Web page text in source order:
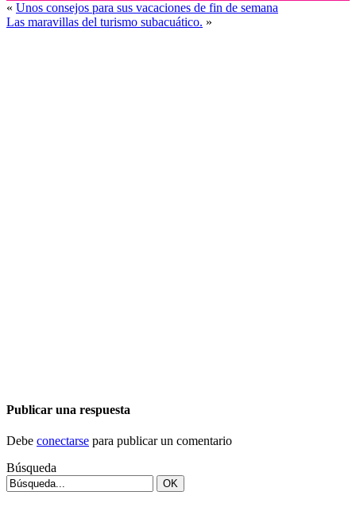
« Unos consejos para sus vacaciones de fin de semana
Las maravillas del turismo subacuático. »
Publicar una respuesta
Debe conectarse para publicar un comentario
Búsqueda